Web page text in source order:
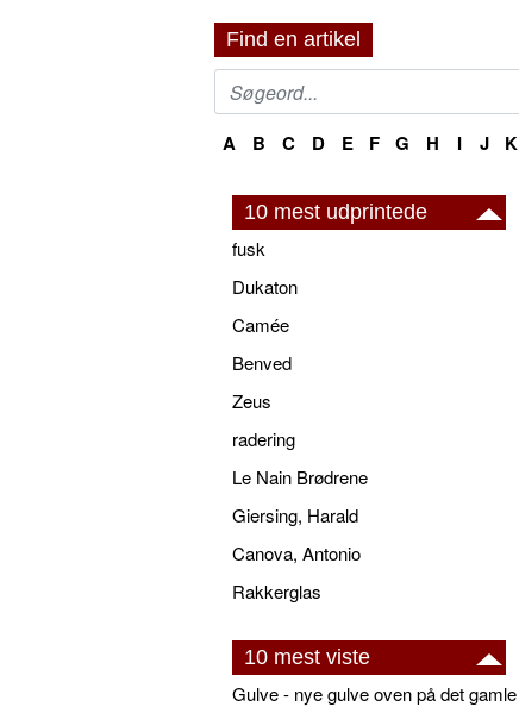
Find en artikel
A B C D E F G H I J K
10 mest udprintede
fusk
Dukaton
Camée
Benved
Zeus
radering
Le Nain Brødrene
Giersing, Harald
Canova, Antonio
Rakkerglas
10 mest viste
Gulve - nye gulve oven på det gamle